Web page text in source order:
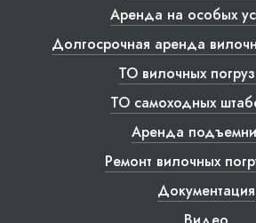
Аренда на особых
Долгосрочная аренда
ТО вилочных
ТО самоходных
Аренда
Ремонт вилочных
Документация